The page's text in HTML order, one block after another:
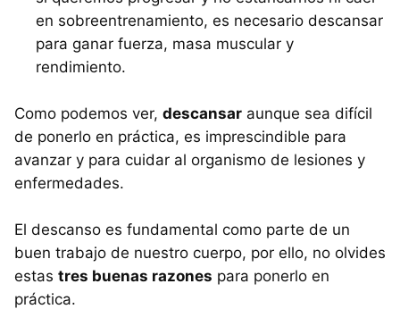
en sobreentrenamiento, es necesario descansar
para ganar fuerza, masa muscular y
rendimiento.
Como podemos ver, descansar aunque sea difícil
de ponerlo en práctica, es imprescindible para
avanzar y para cuidar al organismo de lesiones y
enfermedades.
El descanso es fundamental como parte de un
buen trabajo de nuestro cuerpo, por ello, no olvides
estas tres buenas razones para ponerlo en
práctica.